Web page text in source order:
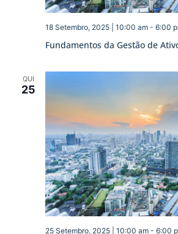
Fundamentos da Gestão de
18 Setembro, 2025 | 10:00 am- 6:00
QUI
25
25 Setembro, 2025 | 10:00 am- 6:00